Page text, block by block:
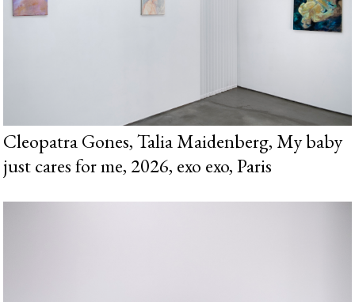
Cleopatra Gones, Talia Maidenberg, My baby
just cares for me, 2026, exo exo, Paris